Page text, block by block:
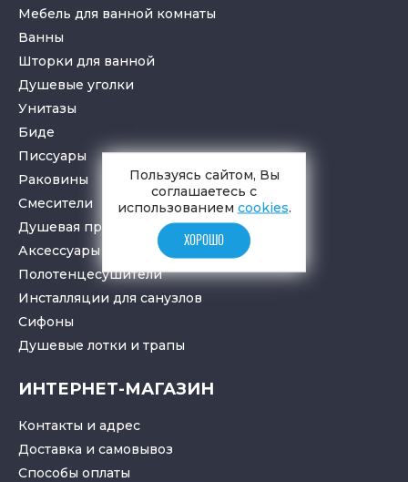
Мебель для ванной комнаты
Ванны
Шторки для ванной
Душевые уголки
Унитазы
Биде
Писсуары
Раковины
Смесители
Душевая программа
Аксессуары в ванную
Полотенцесушители
Инсталляции для санузлов
Cифоны
Душевые лотки и трапы
ИНТЕРНЕТ-МАГАЗИН
Контакты и адрес
Доставка и самовывоз
Способы оплаты
Пользуясь сайтом, Вы
соглашаетесь с
использованием cookies.
ХОРОШО